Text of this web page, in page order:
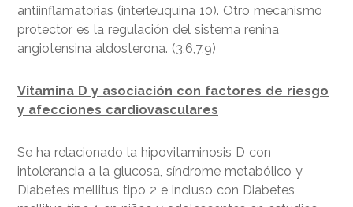
antiinflamatorias (interleuquina 10). Otro mecanismo
protector es la regulación del sistema renina
angiotensina aldosterona. (3,6,7,9)
Vitamina D y asociación con factores de riesgo
y afecciones cardiovasculares
Se ha relacionado la hipovitaminosis D con
intolerancia a la glucosa, síndrome metabólico y
Diabetes mellitus tipo 2 e incluso con Diabetes